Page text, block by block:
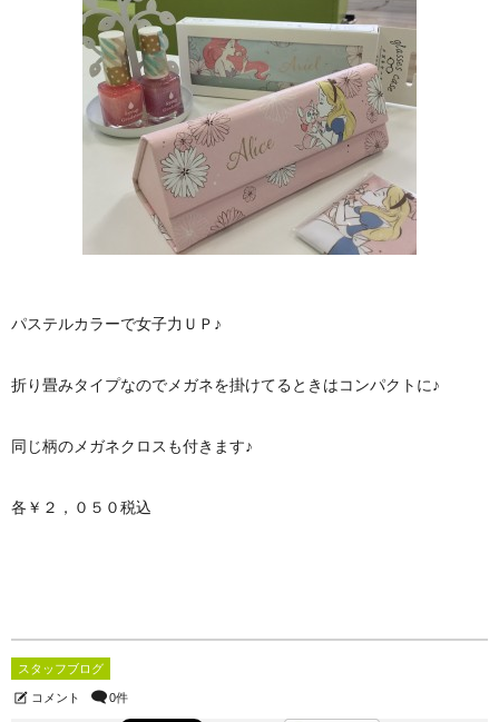
パステルカラーで女子力ＵＰ♪
折り畳みタイプなのでメガネを掛けてるときはコンパクトに♪
同じ柄のメガネクロスも付きます♪
各￥２，０５０税込
スタッフブログ
コメント 0件